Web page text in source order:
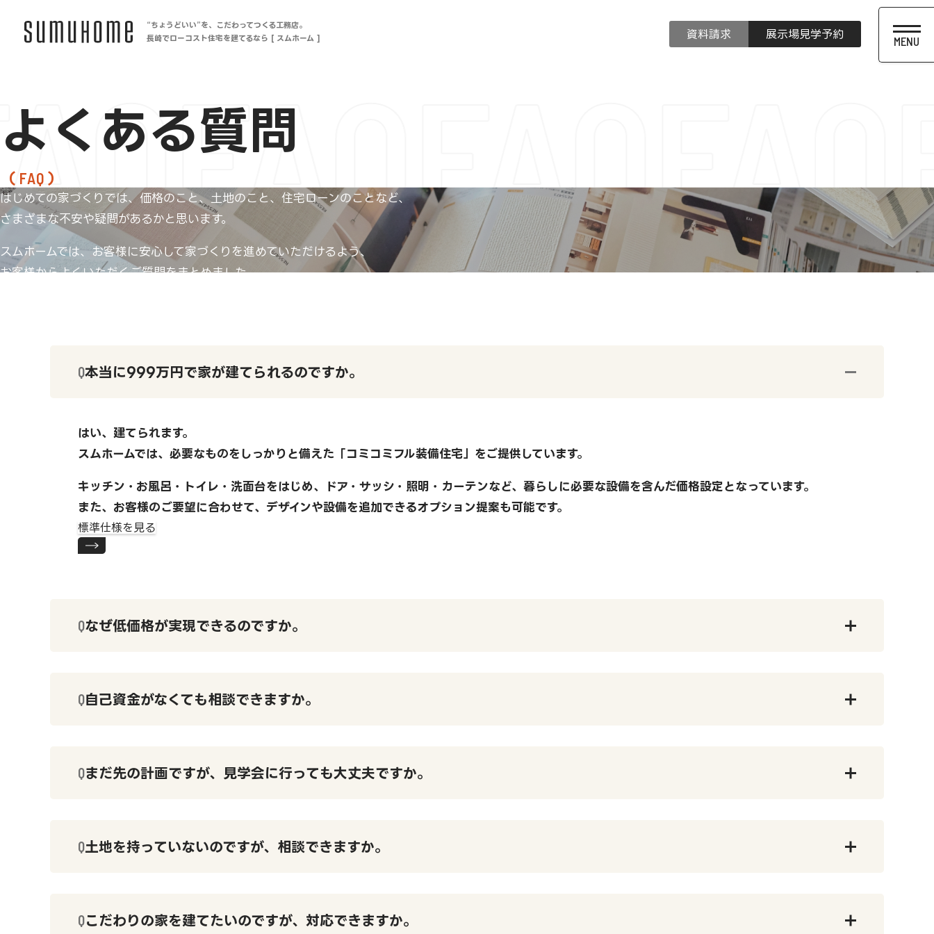
“ちょうどいい”を、こだわってつくる工務店。
長崎でローコスト住宅を建てるなら [ スムホーム ]
資料請求 展示場見学予約
よくある質問
FAQ FAQFAQFAQ
はじめての家づくりでは、価格のこと、土地のこと、住宅ローンのことなど、
さまざまな不安や疑問があるかと思います。
スムホームでは、お客様に安心して家づくりを進めていただけるよう、
お客様からよくいただくご質問をまとめました。
本当に999万円で家が建てられるのですか。
はい、建てられます。
スムホームでは、必要なものをしっかりと備えた「コミコミフル装備住宅」をご提供しています。
キッチン・お風呂・トイレ・洗面台をはじめ、ドア・サッシ・照明・カーテンなど、暮らしに必要な設備を含んだ価格設定となっています。
また、お客様のご要望に合わせて、デザインや設備を追加できるオプション提案も可能です。
標準仕様を見る
なぜ低価格が実現できるのですか。
自己資金がなくても相談できますか。
まだ先の計画ですが、見学会に行っても大丈夫ですか。
土地を持っていないのですが、相談できますか。
こだわりの家を建てたいのですが、対応できますか。